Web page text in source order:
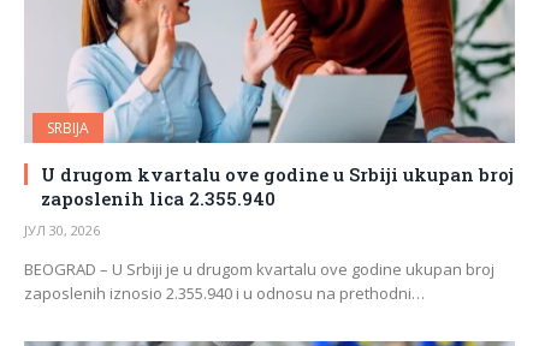
SRBIJA
U drugom kvartalu ove godine u Srbiji ukupan broj
zaposlenih lica 2.355.940
ЈУЛ 30, 2026
BEOGRAD – U Srbiji je u drugom kvartalu ove godine ukupan broj
zaposlenih iznosio 2.355.940 i u odnosu na prethodni…